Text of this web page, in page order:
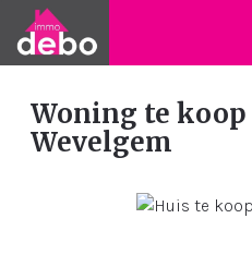
Woning te koop
Wevelgem